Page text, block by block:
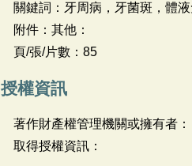
關鍵詞：牙周病，牙菌斑，體
附件：其他：
頁/張/片數：85
授權資訊
著作財產權管理機關或擁有者：
取得授權資訊：